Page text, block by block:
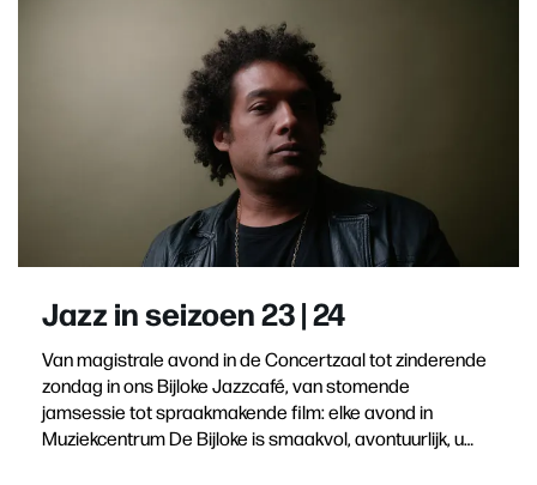
Jazz in seizoen 23 | 24
Van magistrale avond in de Concertzaal tot zinderende
zondag in ons Bijloke Jazzcafé, van stomende
jamsessie tot spraakmakende film: elke avond in
Muziekcentrum De Bijloke is smaakvol, avontuurlijk, u…